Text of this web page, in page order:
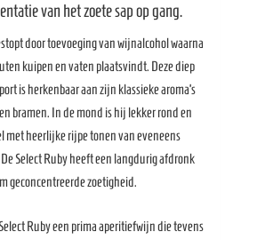
van het zoete sap op gang.
door toevoeging van wijnalcohol waarna
kuipen en vaten plaatsvindt. Deze diep
is herkenbaar aan zijn klassieke aroma’s
bramen. In de mond is hij lekker rond en
met heerlijke rijpe tonen van eveneens
Select Ruby heeft een langdurig afdronk
geconcentreerde zoetigheid.
Ruby een prima aperitiefwijn die tevens